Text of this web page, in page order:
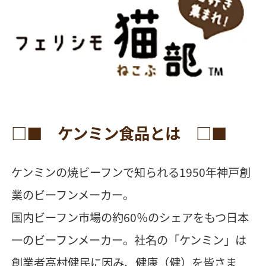
□■ ケンミン食品とは □■
ケンミンの焼ビーフンで知られる1950年神戸創
業のビーフンメーカー。
国内ビーフン市場の約60％のシェアをもつ日本
一のビーフンメーカー。社名の「ケンミン」は
創業者高村健民に因み、健康（健）を皆さま